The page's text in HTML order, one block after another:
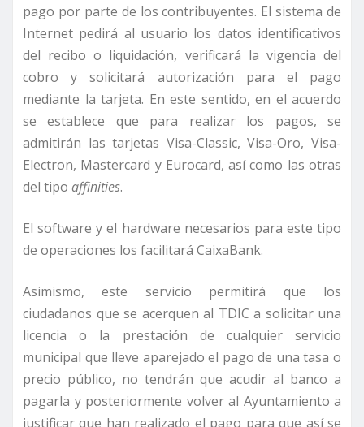
pago por parte de los contribuyentes. El sistema de
Internet pedirá al usuario los datos identificativos
del recibo o liquidación, verificará la vigencia del
cobro y solicitará autorización para el pago
mediante la tarjeta. En este sentido, en el acuerdo
se establece que para realizar los pagos, se
admitirán las tarjetas Visa-Classic, Visa-Oro, Visa-
Electron, Mastercard y Eurocard, así como las otras
del tipo affinities.
El software y el hardware necesarios para este tipo
de operaciones los facilitará CaixaBank.
Asimismo, este servicio permitirá que los
ciudadanos que se acerquen al TDIC a solicitar una
licencia o la prestación de cualquier servicio
municipal que lleve aparejado el pago de una tasa o
precio público, no tendrán que acudir al banco a
pagarla y posteriormente volver al Ayuntamiento a
justificar que han realizado el pago para que así se